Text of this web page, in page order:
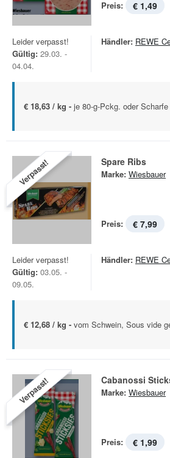
Preis: € 1,49
Leider verpasst!
Gültig: 29.03. -
04.04.
Händler: REWE
€ 18,63 / kg - je 80-g-Pckg. oder
Verpasst! Spare Ribs
Marke: Wiesbauer
Preis: € 7,99
Leider verpasst!
Gültig: 03.05. -
09.05.
Händler: REWE
€ 12,68 / kg - vom Schwein, Sous vide
Verpasst! Cabanossi
Marke: Wiesbauer
Preis: € 1,99